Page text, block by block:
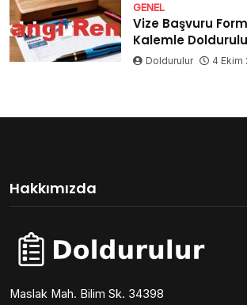
GENEL
Vize Başvuru
Kalemle
Doldurulur 4 Ekim
Hakkımızda
Maslak Mah. Bilim Sk. 34398